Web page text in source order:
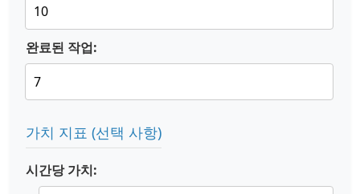
완료된 작업:
가치 지표 (선택 사항)
시간당 가치: